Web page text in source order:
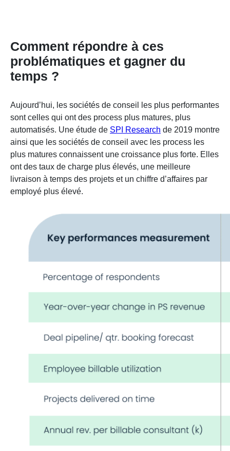
Comment répondre à ces
problématiques et gagner du
temps ?
Aujourd’hui, les sociétés de conseil les plus performantes
sont celles qui ont des process plus matures, plus
automatisés. Une étude de SPI Research de 2019 montre
ainsi que les sociétés de conseil avec les process les
plus matures connaissent une croissance plus forte. Elles
ont des taux de charge plus élevés, une meilleure
livraison à temps des projets et un chiffre d’affaires par
employé plus élevé.